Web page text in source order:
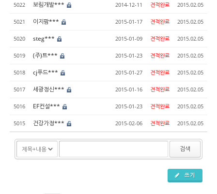
5022 보림개발*** 2014-12-11 견적완료 2015.02.05
5021 이지팜*** 2015-01-17 견적완료 2015.02.05
5020 steg*** 2015-01-09 견적완료 2015.02.05
5019 (주)트*** 2015-01-23 견적완료 2015.02.05
5018 cj푸드*** 2015-01-27 견적완료 2015.02.05
5017 세광정신*** 2015-01-16 견적완료 2015.02.05
5016 EF컨설*** 2015-01-23 견적완료 2015.02.05
5015 건강가정*** 2015-02-06 견적완료 2015.02.05
검색
쓰기